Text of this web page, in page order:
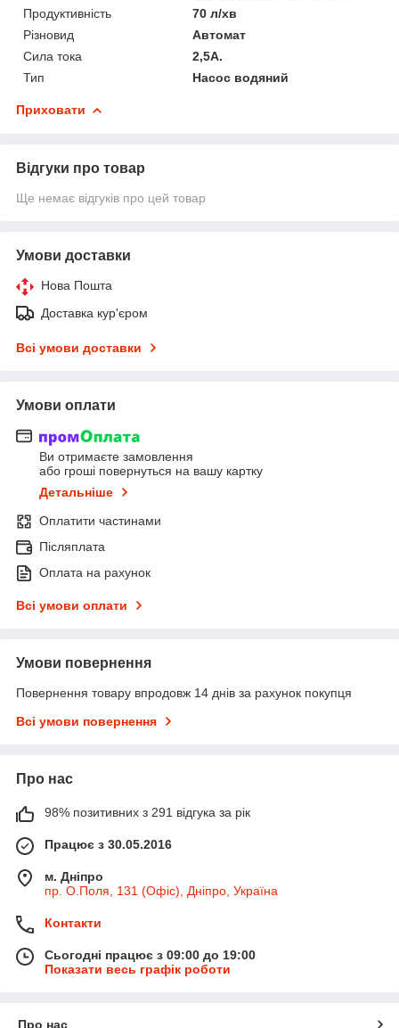
Продуктивність
70 л/хв
Різновид
Автомат
Сила тока
2,5А.
Тип
Насос водяний
Приховати
Відгуки про товар
Ще немає відгуків про цей товар
Умови доставки
Нова Пошта
Доставка кур'єром
Всі умови доставки
Умови оплати
Ви отримаєте замовлення
або гроші повернуться на вашу картку
Детальніше
Оплатити частинами
Післяплата
Оплата на рахунок
Всі умови оплати
Умови повернення
Повернення товару впродовж 14 днів за рахунок покупця
Всі умови повернення
Про нас
98% позитивних з 291 відгука за рік
Працює з 30.05.2016
м. Дніпро
пр. О.Поля, 131 (Офіс), Дніпро, Україна
Контакти
Сьогодні працює з 09:00 до 19:00
Показати весь графік роботи
Про нас